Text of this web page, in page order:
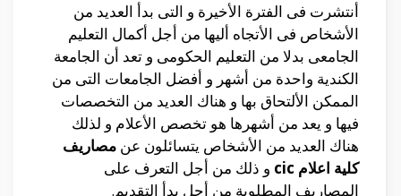
أنتشرت فى الفترة الأخيرة و التى بدأ العديد من
الأشخاص فى الأتجاه أليها من أجل أكمال التعليم
الجامعى بدلا من التعليم الحكومى و تعد أن الجامعة
الكندية واحدة من أشهر و أفضل الجامعات التى من
الممكن الألتحاق بها و هناك العديد من التخصصات
فيها و يعد من أشهرها هو تخصص الأعلام و لذلك
هناك العديد من الأشخاص يتسائلون عن مصاريف
كلية اعلام cic
و ذلك من أجل التعرف على
المصاريف المطلوبة من أجل بدأ التقديم.